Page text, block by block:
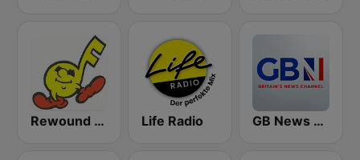
Rewound Radio Life Radio GB News Radio